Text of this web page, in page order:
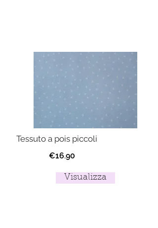
Tessuto a pois piccoli
€16.90
Visualizza